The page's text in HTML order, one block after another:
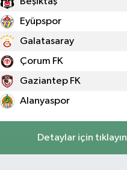
Eyüpspor
Galatasaray
Çorum FK
Gaziantep FK
Alanyaspor
Detaylar için tıklayın